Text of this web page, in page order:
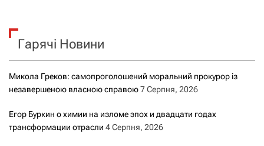
к
Гарячі Новини
Микола Греков: самопроголошений моральний прокурор із
незавершеною власною справою7 Серпня, 2026
Егор Буркин о химии на изломе эпох и двадцати годах
трансформации отрасли 4 Серпня, 2026